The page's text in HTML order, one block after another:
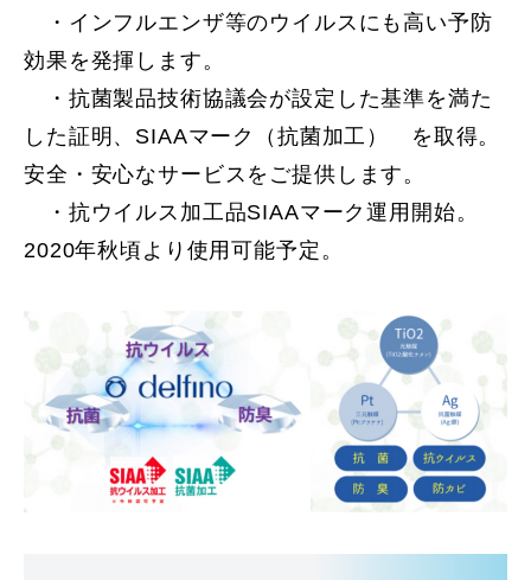
・インフルエンザ等のウイルスにも高い予防
効果を発揮します。
・抗菌製品技術協議会が設定した基準を満た
した証明、SIAAマーク（抗菌加工） を取得。
安全・安心なサービスをご提供します。
・抗ウイルス加工品SIAAマーク運用開始。
2020年秋頃より使用可能予定。